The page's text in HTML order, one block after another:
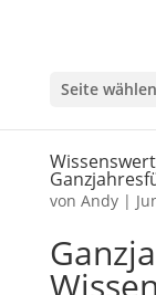
Seite wählen
von Andy|